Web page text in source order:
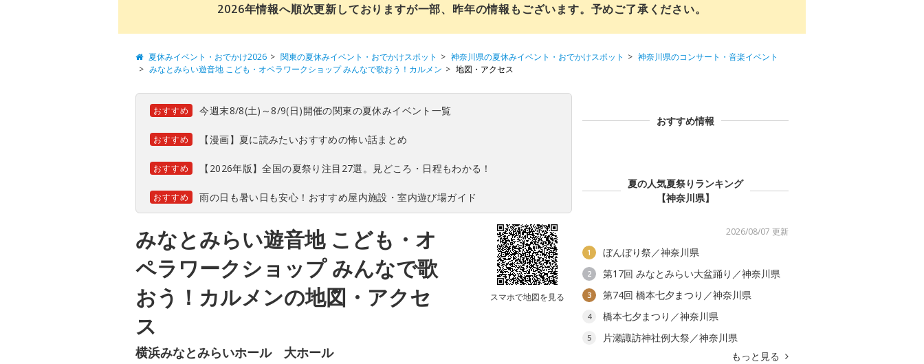
2026年情報へ順次更新しておりますが一部、昨年の情報もございます。予めご了承ください。
夏休みイベント・おでかけ2026 関東の夏休みイベント・おでかけスポット 神奈川県の夏休みイベント・おでかけスポット
神奈川県のコンサート・音楽イベント
みなとみらい遊音地 こども・オペラワークショップ みんなで歌おう！カルメン
地図・アクセス
おすすめ 今週末8/8(土)～8/9(日)開催の関東の夏休みイベント一覧
おすすめ 【漫画】夏に読みたいおすすめの怖い話まとめ
おすすめ 【2026年版】全国の夏祭り注目27選。見どころ・日程もわかる！
おすすめ 雨の日も暑い日も安心！おすすめ屋内施設・室内遊び場ガイド
みなとみらい遊音地 こども・オ
ペラワークショップ みんなで歌
おう！カルメンの地図・アクセ
ス
横浜みなとみらいホール 大ホール
スマホで地図を見る
おすすめ情報
夏の人気夏祭りランキング
【神奈川県】
2026/08/07 更新
1 ぼんぼり祭／神奈川県
2 第17回 みなとみらい大盆踊り／神奈川県
3 第74回 橋本七夕まつり／神奈川県
4 橋本七夕まつり／神奈川県
5
片瀬諏訪神社例大祭／神奈川県
もっと見る